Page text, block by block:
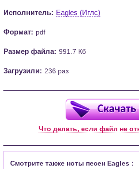
Исполнитель: Eagles (Иглс)
Формат: pdf
Размер файла: 991.7 Кб
Загрузили: 236 раз
Что делать, если файл не
Смотрите также ноты песен Eagles :